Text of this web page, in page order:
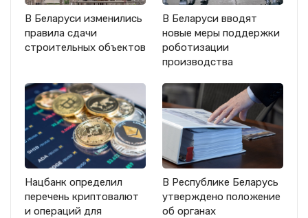
В Беларуси изменились
правила сдачи
строительных объектов
В Беларуси вводят
новые меры поддержки
роботизации
производства
Нацбанк определил
перечень криптовалют
и операций для
В Республике Беларусь
утверждено положение
об органах